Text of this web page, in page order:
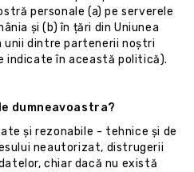
personale (a) pe serverele
și (b) în țări din Uniunea
unii dintre partenerii noștri
indicate în această politică).
dumneavoastra?
și rezonabile - tehnice și de
neautorizat, distrugerii
chiar dacă nu există